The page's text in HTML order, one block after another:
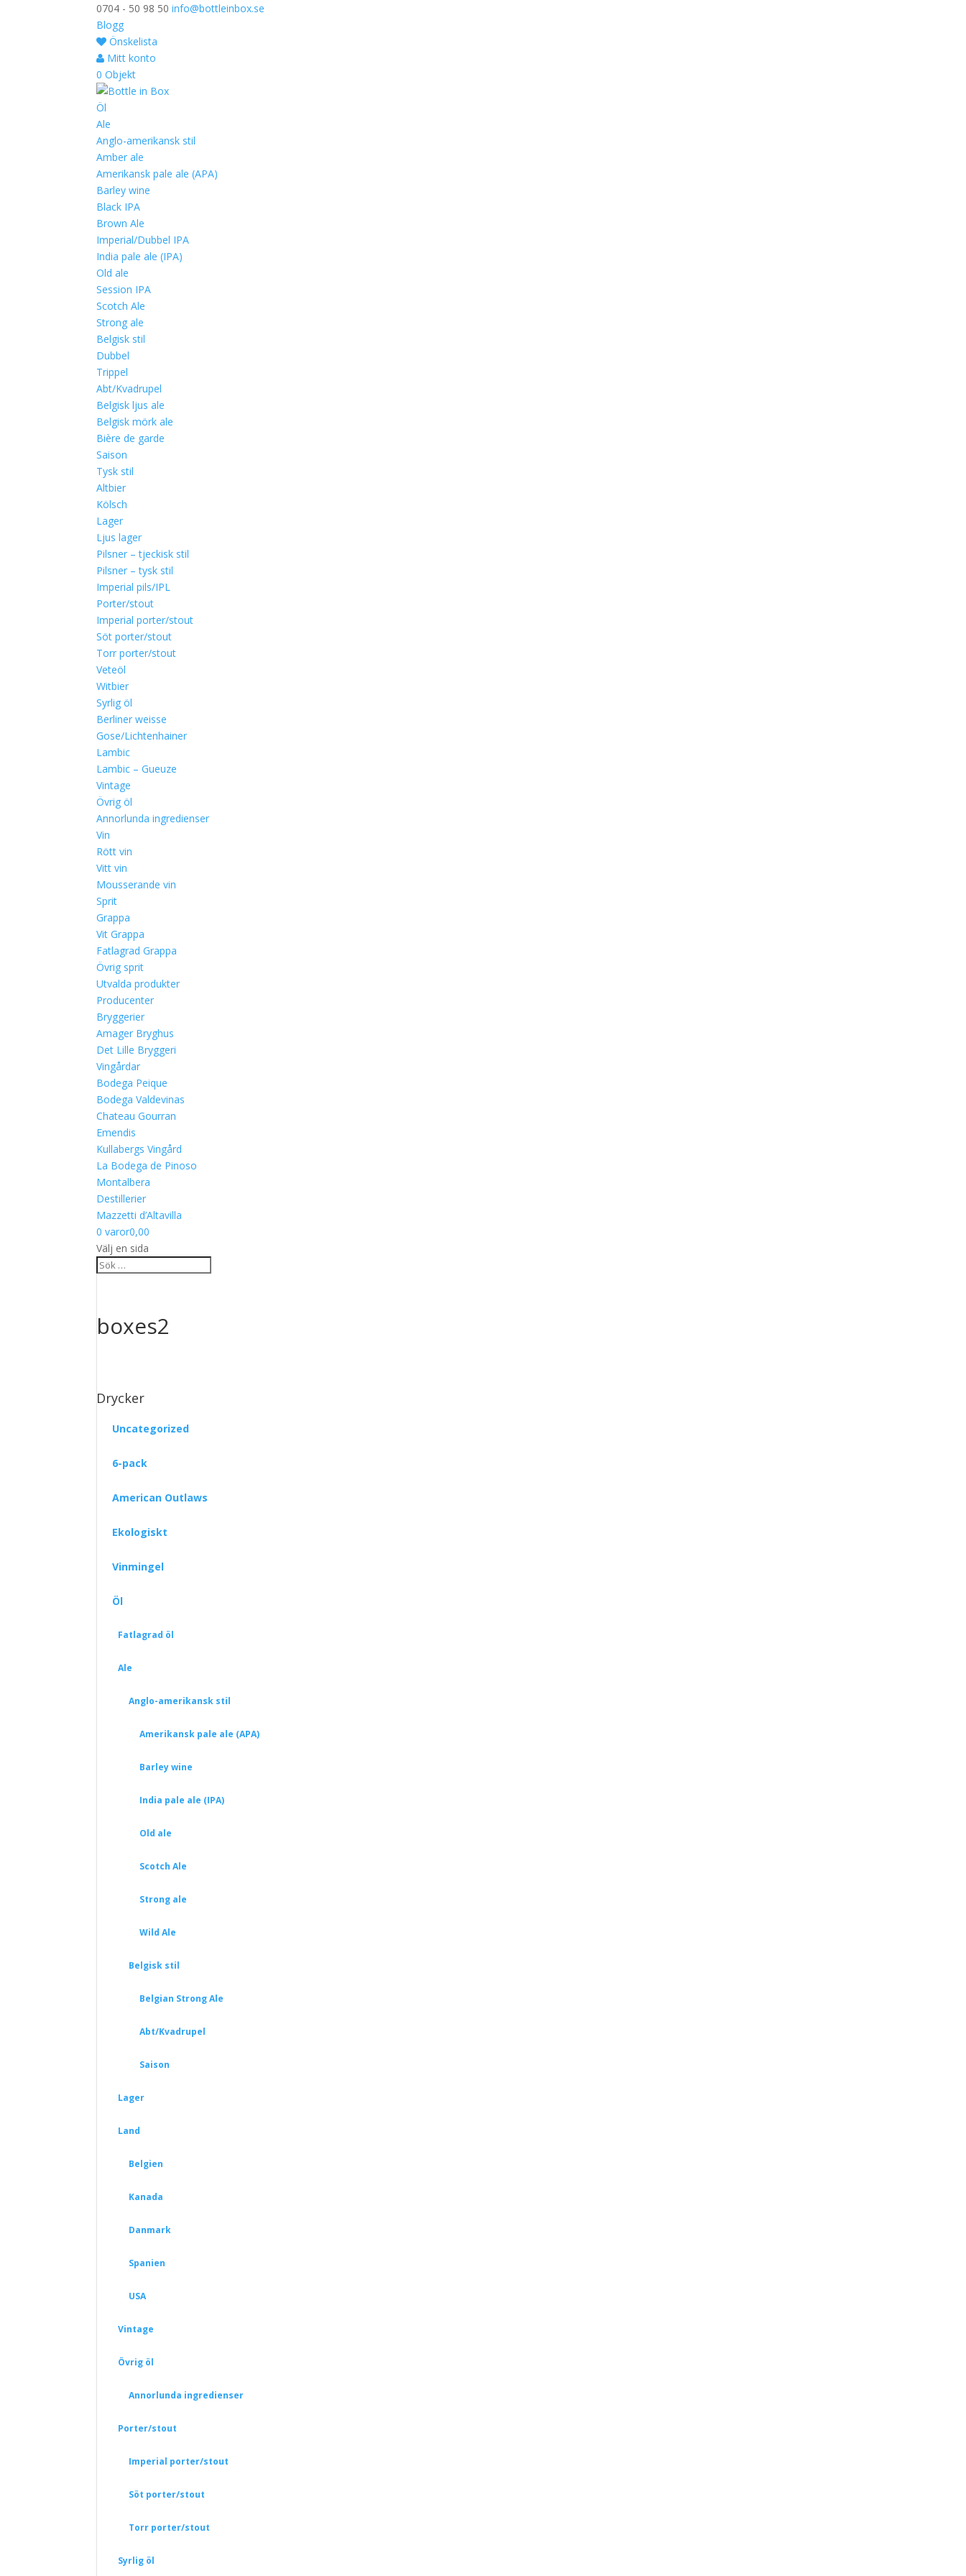
0704 - 50 98 50 info@bottleinbox.se
Blogg
Önskelista
Mitt konto
0 Objekt
Öl
Ale
Anglo-amerikansk stil
Amber ale
Amerikansk pale ale (APA)
Barley wine
Black IPA
Brown Ale
Imperial/Dubbel IPA
India pale ale (IPA)
Old ale
Session IPA
Scotch Ale
Strong ale
Belgisk stil
Dubbel
Trippel
Abt/Kvadrupel
Belgisk ljus ale
Belgisk mörk ale
Bière de garde
Saison
Tysk stil
Altbier
Kölsch
Lager
Ljus lager
Pilsner – tjeckisk stil
Pilsner – tysk stil
Imperial pils/IPL
Porter/stout
Imperial porter/stout
Söt porter/stout
Torr porter/stout
Veteöl
Witbier
Syrlig öl
Berliner weisse
Gose/Lichtenhainer
Lambic
Lambic – Gueuze
Vintage
Övrig öl
Annorlunda ingredienser
Vin
Rött vin
Vitt vin
Mousserande vin
Sprit
Grappa
Vit Grappa
Fatlagrad Grappa
Övrig sprit
Utvalda produkter
Producenter
Bryggerier
Amager Bryghus
Det Lille Bryggeri
Vingårdar
Bodega Peique
Bodega Valdevinas
Chateau Gourran
Emendis
Kullabergs Vingård
La Bodega de Pinoso
Montalbera
Destillerier
Mazzetti d’Altavilla
0 varor0,00
Välj en sida
boxes2
Drycker
Uncategorized
6-pack
American Outlaws
Ekologiskt
Vinmingel
Öl
Fatlagrad öl
Ale
Anglo-amerikansk stil
Amerikansk pale ale (APA)
Barley wine
India pale ale (IPA)
Old ale
Scotch Ale
Strong ale
Wild Ale
Belgisk stil
Belgian Strong Ale
Abt/Kvadrupel
Saison
Lager
Land
Belgien
Kanada
Danmark
Spanien
USA
Vintage
Övrig öl
Annorlunda ingredienser
Porter/stout
Imperial porter/stout
Söt porter/stout
Torr porter/stout
Syrlig öl